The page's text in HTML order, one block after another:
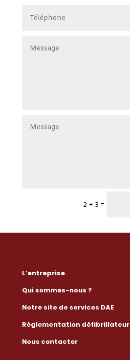
2 + 3 =
L’entreprise
Qui sommes-nous ?
Notre site de services DAE
Règlementation défibrillateur
Nous contacter